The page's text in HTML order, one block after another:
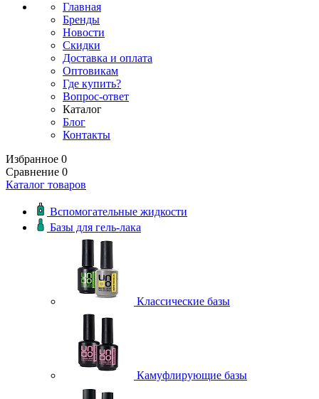
Главная
Бренды
Новости
Скидки
Доставка и оплата
Оптовикам
Где купить?
Вопрос-ответ
Каталог
Блог
Контакты
Избранное 0
Сравнение 0
Каталог товаров
Вспомогательные жидкости
Базы для гель-лака
Классические базы
Камуфлирующие базы